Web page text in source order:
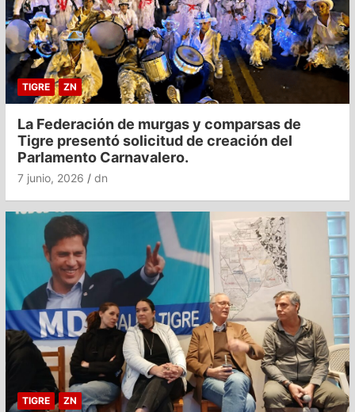
TIGRE ZN
La Federación de murgas y comparsas de
Tigre presentó solicitud de creación del
Parlamento Carnavalero.
7 junio, 2026 dn
TIGRE ZN